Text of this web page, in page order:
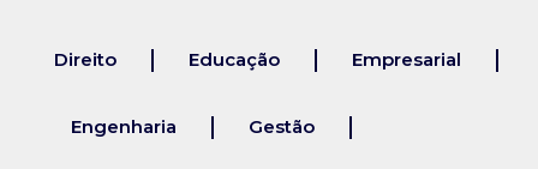
Direito Educação Empresarial
Engenharia Gestão